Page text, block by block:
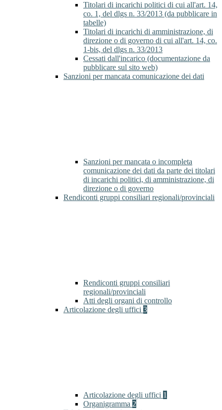
Titolari di incarichi politici di cui all'art. 14,
co. 1, del dlgs n. 33/2013 (da pubblicare in
tabelle)
Titolari di incarichi di amministrazione, di
direzione o di governo di cui all'art. 14, co.
1-bis, del dlgs n. 33/2013
Cessati dall'incarico (documentazione da
pubblicare sul sito web)
Sanzioni per mancata comunicazione dei dati
Sanzioni per mancata o incompleta
comunicazione dei dati da parte dei titolari
di incarichi politici, di amministrazione, di
direzione o di governo
Rendiconti gruppi consiliari regionali/provinciali
Rendiconti gruppi consiliari
regionali/provinciali
Atti degli organi di controllo
Articolazione degli uffici 3
Articolazione degli uffici 1
Organigramma 2